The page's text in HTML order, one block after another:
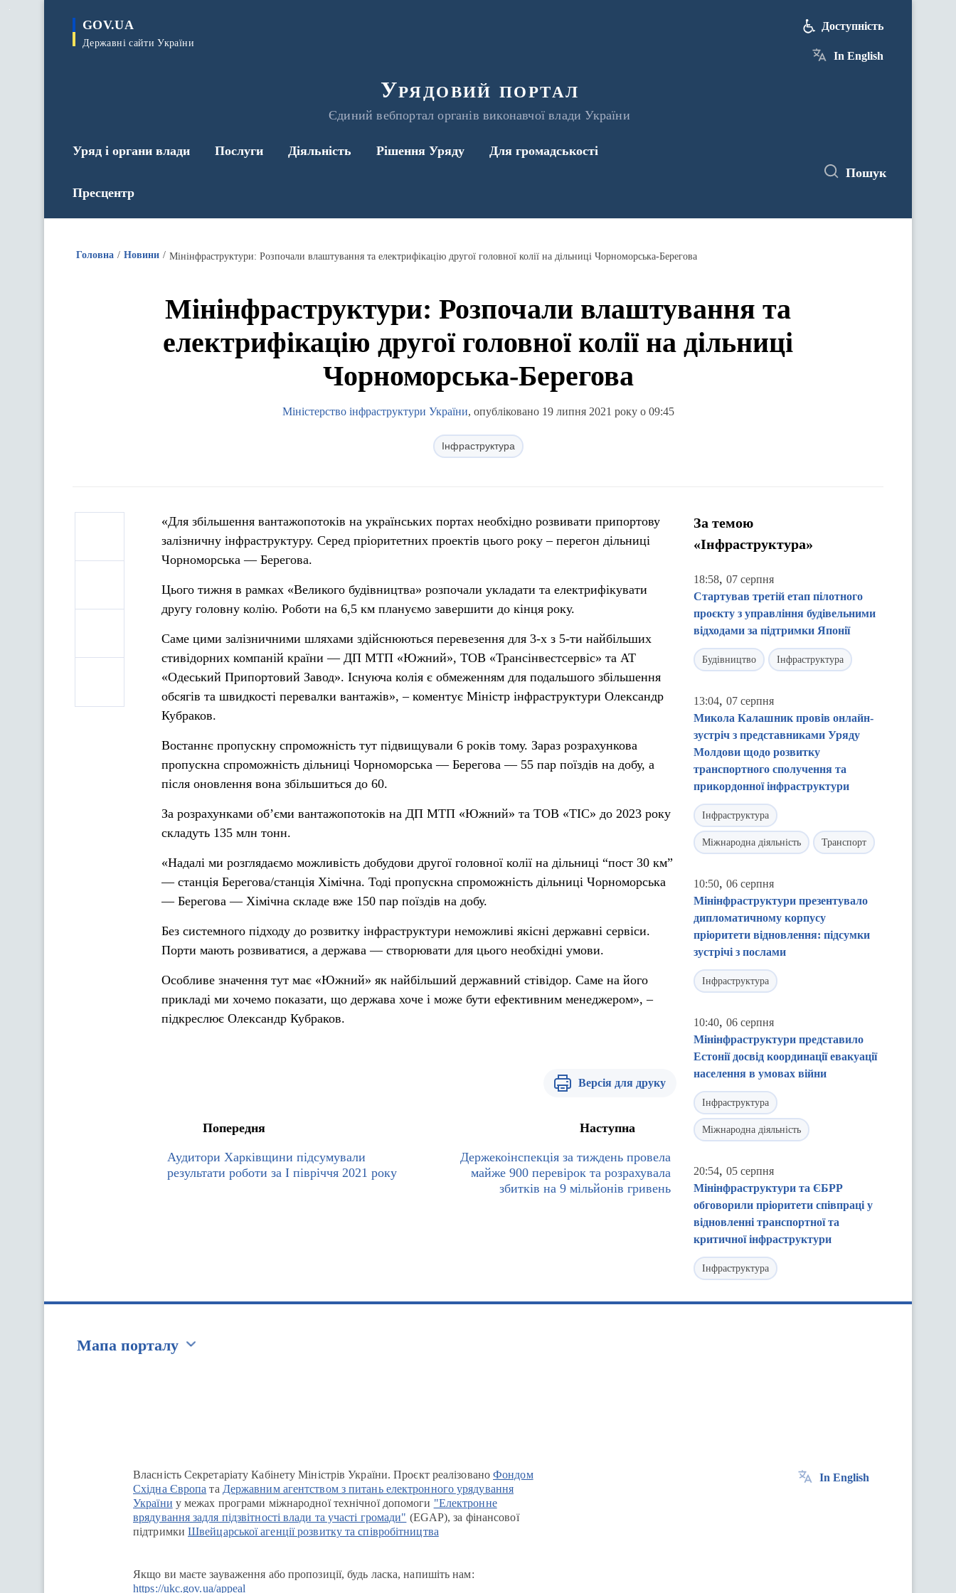
GOV.UA
Державні сайти України
Урядовий портал
Єдиний вебпортал органів виконавчої влади України
Доступність
In English
Уряд і органи влади Послуги Діяльність Рішення Уряду Для громадськості
Пресцентр
Пошук
Головна Новини Мінінфраструктури: Розпочали влаштування та електрифікацію другої головної колії на дільниці Чорноморська-Берегова
Мінінфраструктури: Розпочали влаштування та
електрифікацію другої головної колії на дільниці
Чорноморська-Берегова
Міністерство інфраструктури України, опубліковано 19 липня 2021 року о 09:45
Інфраструктура
«Для збільшення вантажопотоків на українських портах необхідно розвивати припортову
залізничну інфраструктуру. Серед пріоритетних проектів цього року – перегон дільниці
Чорноморська — Берегова.
Цього тижня в рамках «Великого будівництва» розпочали укладати та електрифікувати
другу головну колію. Роботи на 6,5 км плануємо завершити до кінця року.
Саме цими залізничними шляхами здійснюються перевезення для 3-х з 5-ти найбільших
стивідорних компаній країни — ДП МТП «Южний», ТОВ «Трансінвестсервіс» та АТ
«Одеський Припортовий Завод». Існуюча колія є обмеженням для подальшого збільшення
обсягів та швидкості перевалки вантажів», – коментує Міністр інфраструктури Олександр
Кубраков.
Востаннє пропускну спроможність тут підвищували 6 років тому. Зараз розрахункова
пропускна спроможність дільниці Чорноморська — Берегова — 55 пар поїздів на добу, а
після оновлення вона збільшиться до 60.
За розрахунками об’єми вантажопотоків на ДП МТП «Южний» та ТОВ «ТІС» до 2023 року
складуть 135 млн тонн.
«Надалі ми розглядаємо можливість добудови другої головної колії на дільниці “пост 30 км”
— станція Берегова/станція Хімічна. Тоді пропускна спроможність дільниці Чорноморська
— Берегова — Хімічна складе вже 150 пар поїздів на добу.
Без системного підходу до розвитку інфраструктури неможливі якісні державні сервіси.
Порти мають розвиватися, а держава — створювати для цього необхідні умови.
Особливе значення тут має «Южний» як найбільший державний стівідор. Саме на його
прикладі ми хочемо показати, що держава хоче і може бути ефективним менеджером», –
підкреслює Олександр Кубраков.
Версія для друку
Попередня
Аудитори Харківщини підсумували
результати роботи за І півріччя 2021 року
Наступна
Держекоінспекція за тиждень провела
майже 900 перевірок та розрахувала
збитків на 9 мільйонів гривень
За темою
«Інфраструктура»
18:58, 07 серпня
Стартував третій етап пілотного
проєкту з управління будівельними
відходами за підтримки Японії
Будівництво Інфраструктура
13:04, 07 серпня
Микола Калашник провів онлайн-
зустріч з представниками Уряду
Молдови щодо розвитку
транспортного сполучення та
прикордонної інфраструктури
Інфраструктура
Міжнародна діяльність Транспорт
10:50, 06 серпня
Мінінфраструктури презентувало
дипломатичному корпусу
пріоритети відновлення: підсумки
зустрічі з послами
Інфраструктура
10:40, 06 серпня
Мінінфраструктури представило
Естонії досвід координації евакуації
населення в умовах війни
Інфраструктура
Міжнародна діяльність
20:54, 05 серпня
Мінінфраструктури та ЄБРР
обговорили пріоритети співпраці у
відновленні транспортної та
критичної інфраструктури
Інфраструктура
Мапа порталу
Власність Секретаріату Кабінету Міністрів України. Проєкт реалізованоФондом
Східна Європа та Державним агентством з питань електронного урядування
України у межах програми міжнародної технічної допомоги "Електронне
врядування задля підзвітності влади та участі громади" (EGAP), за фінансової
підтримки Швейцарської агенції розвитку та співробітництва
Якщо ви маєте зауваження або пропозиції, будь ласка, напишіть нам:
https://ukc.gov.ua/appeal
In English